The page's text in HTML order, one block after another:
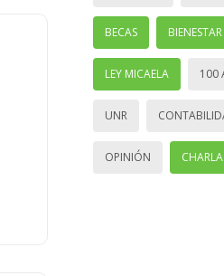
BECAS
LEY MICAELA 100
UNR
OPINIÓN